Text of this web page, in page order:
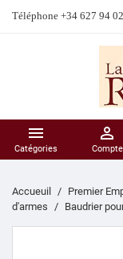
Téléphone +34 627 94

Catégories

Compte
Accueuil Premier
d'armes
Baudrier